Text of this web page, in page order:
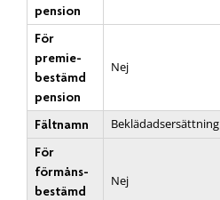
pension
För
premie­
bestämd
pension
Nej
Fältnamn
Beklädadsersättning
För
förmåns­
bestämd
Nej